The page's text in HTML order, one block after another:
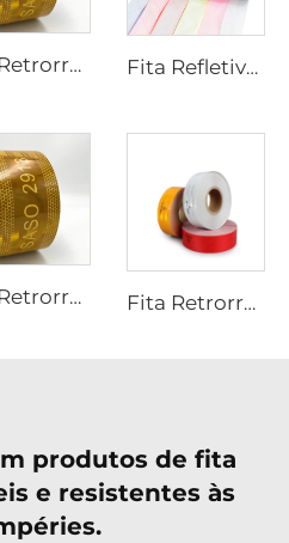
Fita Retrorrefletiva SASO 2913 Amarela, Adesivo Retrorrefletivo para Caminhão e Reboque Fita Refletiva Xadrez de PVC para Costurar, Tecido Refletivo para Jaquetas, Coletes e Bolsas
Fita Retrorrefletiva SASO 2913 Amarela, Adesivo Retrorrefletivo para Caminhão e Reboque Fita Retrorrefletiva CE 104R de Fábrica, Adesivo para Caminhão
produtos de fita
e resistentes às